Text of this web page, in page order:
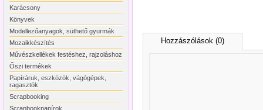
Karácsony
Könyvek
Modellezőanyagok, süthető gyurmák
Mozaikkészítés
Művészkellékek festéshez, rajzoláshoz
Őszi termékek
Papíráruk, eszközök, vágógépek,
ragasztók
Scrapbooking
Scrapbookpapírok
Hozzászólások (0)